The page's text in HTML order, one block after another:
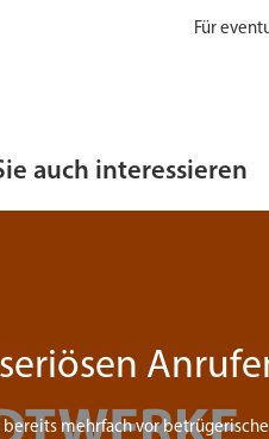
Für
auch interessieren
bereits mehrfach vor